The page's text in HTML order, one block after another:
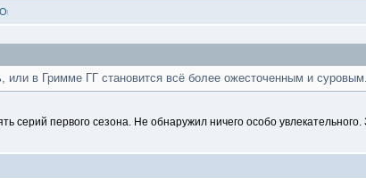
или в Гримме ГГ становится всё более ожесточенным и
серий первого сезона. Не обнаружил ничего особо